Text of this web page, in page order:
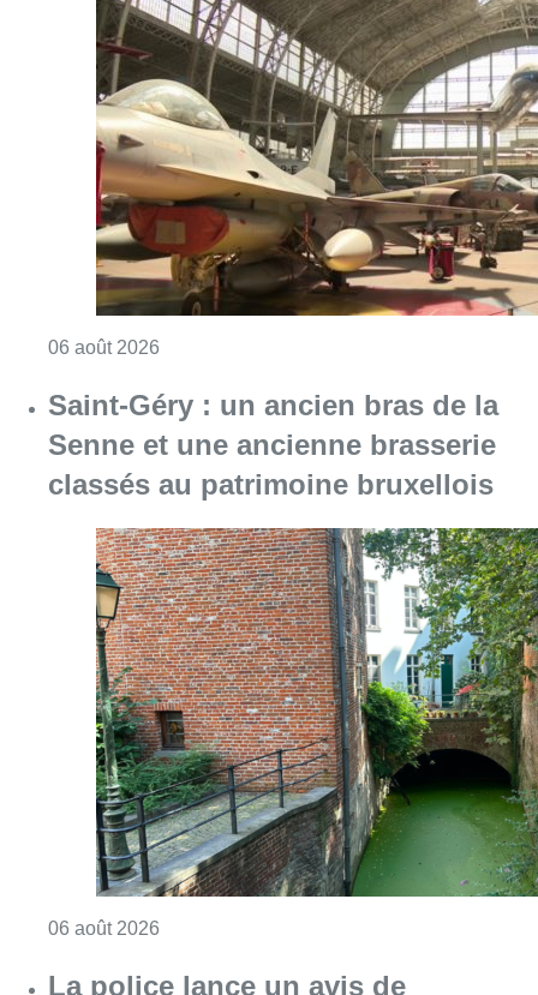
06 août 2026Consulter l'article "À Bruxelles, le blocus
Saint-Géry : un ancien bras de la
Senne et une ancienne brasserie
classés au patrimoine bruxellois
06 août 2026Consulter l'article "Saint-Géry : un ancien
La police lance un avis de
recherche après le viol d’une
femme de 33 ans à Bruxelles